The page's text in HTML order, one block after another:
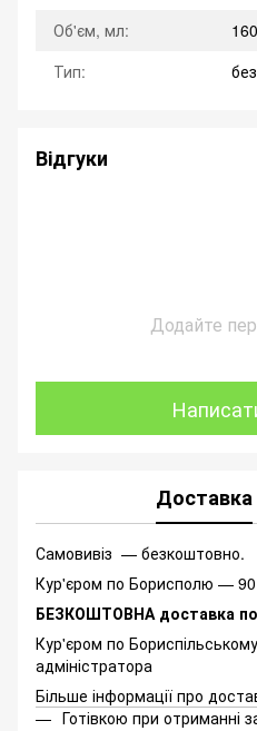
Об'єм, мл:
160
Тип:
Відгуки
Додайте
Доставка
Самовивіз — безкоштовно.
Кур'єром по Борисполю — 90
БЕЗКОШТОВНА доставка по
Кур'єром по
адміністратора
Більше інформації про
Готівкою при отриманні